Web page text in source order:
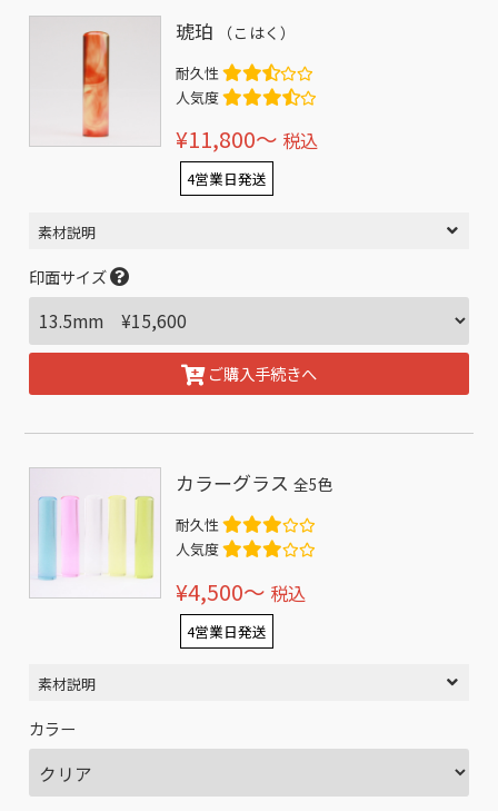
琥珀 （こはく）
耐久性
人気度
¥11,800〜 税込
4営業日発送
素材説明
印面サイズ
ご購入手続きへ
カラーグラス全5色
耐久性
人気度
¥4,500〜 税込
4営業日発送
素材説明
カラー